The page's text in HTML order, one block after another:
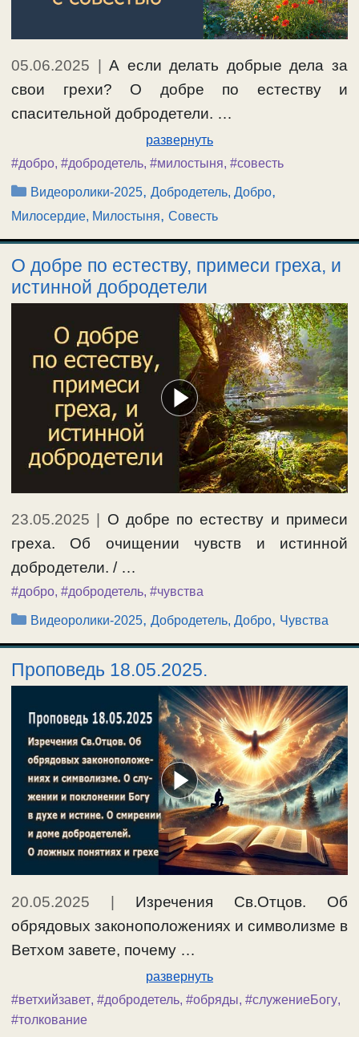
05.06.2025 |А если делать добрые дела за
свои грехи? О добре по естеству и
спасительной добродетели. …
развернуть
#добро, #добродетель, #милостыня, #совесть
Рубрики
Видеоролики-2025,Добродетель, Добро,
Милосердие, Милостыня, Совесть
О добре по естеству, примеси греха, и
истинной добродетели
23.05.2025
О добре по естеству и примеси
греха. Об очищении чувств и истинной
добродетели. / …
#добро, #добродетель, #чувства
Рубрики
Видеоролики-2025,Добродетель, Добро, Чувства
Проповедь 18.05.2025.
20.05.2025
Изречения Св.Отцов. Об
обрядовых законоположениях и символизме в
Ветхом завете, почему …
развернуть
#ветхийзавет, #добродетель, #обряды, #служениеБогу,
#толкование